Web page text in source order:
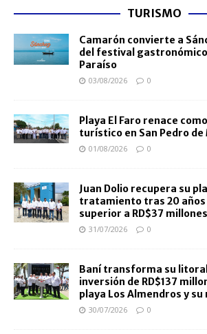
TURISMO
Camarón convierte a
del festival gastronómico
Paraíso
03/08/2026 0
Playa El Faro renace
turístico en San Pedro de
01/08/2026 0
Juan Dolio recupera su
tratamiento tras 20 años
superior a RD$37 millones
31/07/2026 0
Baní transforma su
inversión de RD$137
playa Los Almendros y su
30/07/2026 0